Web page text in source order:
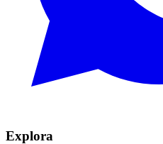
Explora